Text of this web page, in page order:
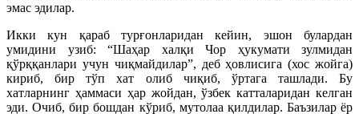
эмас эдилар.
Икки кун қараб турғонларидан кейин, эшон булардан
умидини узиб: “Шаҳар халқи Чор ҳукумати зулмидан
қўрққанлари учун чиқмайдилар”, деб ҳовлисига (хос жойга)
кириб, бир тўп хат олиб чиқиб, ўртага ташлади. Бу
хатларнинг ҳаммаси ҳар жойдан, ўзбек катталаридан келган
эди. Очиб, бир бошдан кўриб, мутолаа қилдилар. Баъзилар ёр